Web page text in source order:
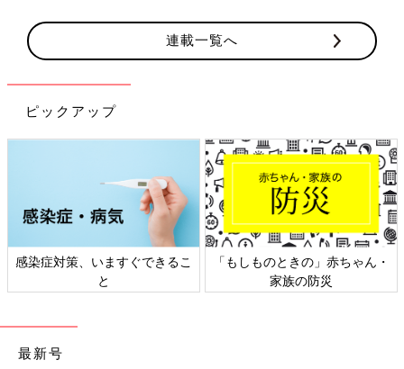
す。
さらに、自分が関心を向けているものを「一緒に見て」と親の関
心を呼び込もうとする様子が見られますが、これも共同注意で
す。
たとえば面白いおもちゃを見つけて触ったりたたいたりして、マ
マはどこにいるかな、と探し、「これを見て」とアピールするよ
うな行動が、このくらいの段階から始まっていると考えられま
【3.社会的参照】ママ・パパの顔色をうかがうようになる
――ママやパパと同じものを見て、「かわいいね」「楽しいな」
といった気持ちも共有できるようになるのですか？
遠藤 共同注意ができるようになると同時に、赤ちゃんはママや
パパの表情や感情にも注意を向けます。たとえば、ママやパパが
連載一覧へ
ピックアップ
感染症対策、いますぐできるこ
と
「もしものときの」赤ちゃん・
家族の防災
最新号